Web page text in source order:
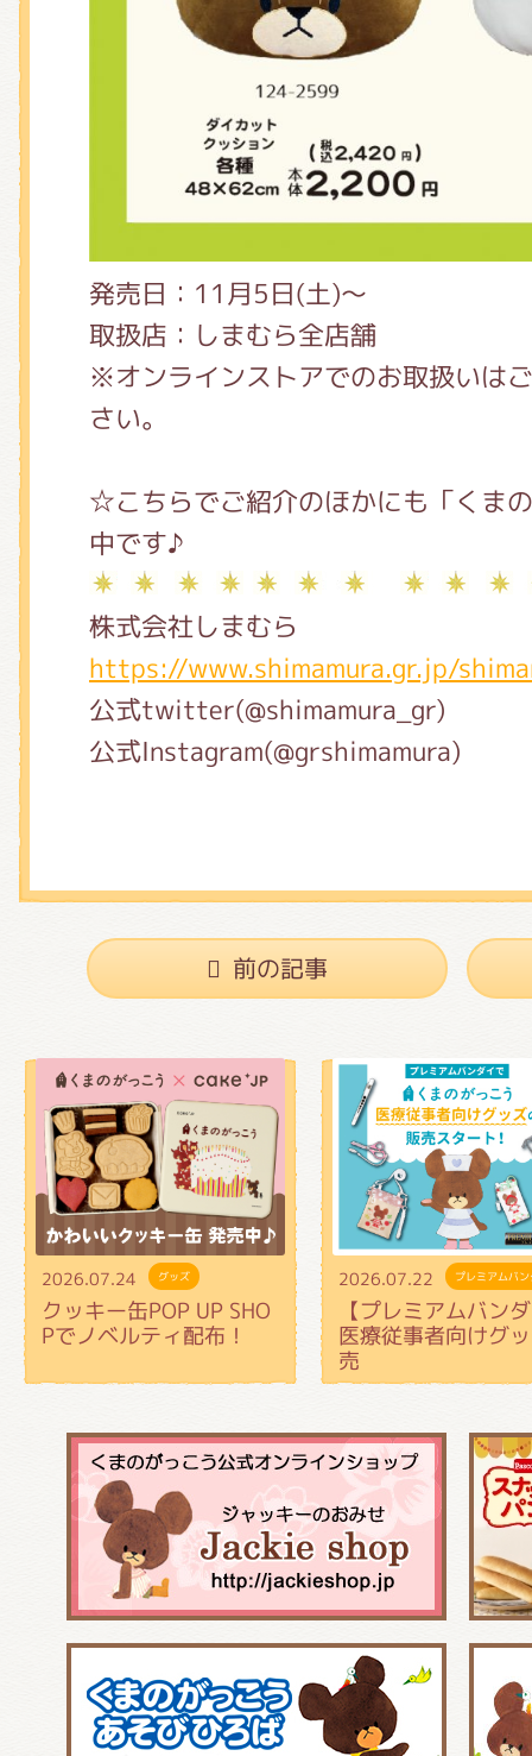
発売日：11月5日(土)～
取扱店：しまむら全店舗
※オンラインストアでのお取扱いは
さい。
☆こちらでご紹介のほかにも「くま
中です♪
株式会社しまむら
https://www.shimamura.gr.jp/
公式twitter(@shimamura_gr)
公式Instagram(@grshimamura)
前の記事
2026.07.24 グッズ
クッキー缶POP UP SHO
Pでノベルティ配布！
2026.07.22 プレミアムバ
【プレミアムバン
医療従事者向けグ
売